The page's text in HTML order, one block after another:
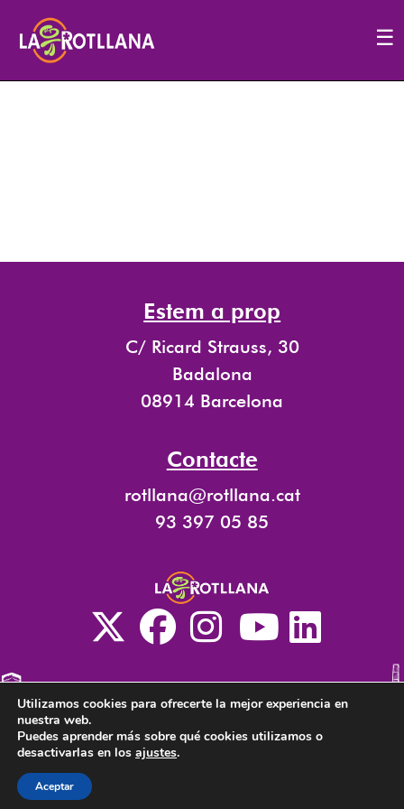
☰
Estem a prop
C/ Ricard Strauss, 30
Badalona
08914 Barcelona
Contacte
rotllana@rotllana.cat
93 397 05 85
La Rotllana és sempre transparent. Si vols veure
tots els documents clica
Utilizamos cookies para ofrecerte la mejor experiencia en
nuestra web.
Puedes aprender más sobre qué cookies utilizamos o
desactivarlas en los ajustes.
Aceptar